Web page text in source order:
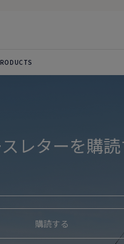
レターを購読
購読する